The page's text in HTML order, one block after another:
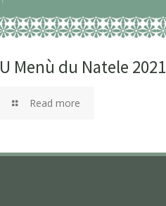
U Menù du Natele 2021
Read more